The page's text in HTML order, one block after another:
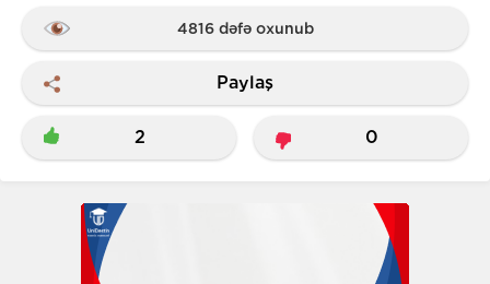
4816 dəfə oxunub
Paylaş
2 0